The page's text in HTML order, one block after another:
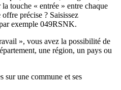
touche « entrée » entre chaque
précise ? Saisissez
exemple 049RSNK.
», vous avez la possibilité de
une région, un pays ou
sur une commune et ses